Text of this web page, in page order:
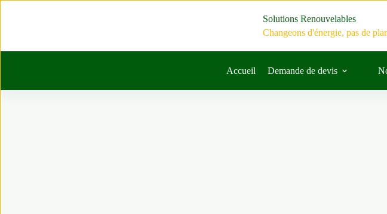
Solutions Renouvelables
Changeons d'énergie, pas de
Accueil Demande de devis